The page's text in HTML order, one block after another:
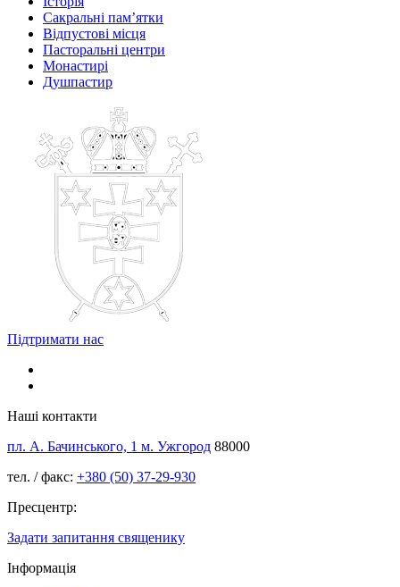
Сакральні пам’ятки
Відпустові місця
Пасторальні центри
Монастирі
Душпастир
Підтримати нас
Наші контакти
пл. А. Бачинського, 1 м. Ужгород 88000
тел. / факс: +380 (50) 37-29-930
Пресцентр:
Задати запитання священику
Інформація